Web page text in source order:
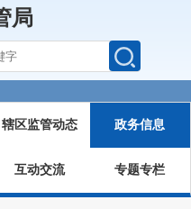
局
辖区监管动态 政务信息
互动交流 专题专栏